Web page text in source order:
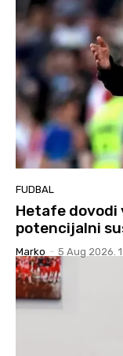
FUDBAL
Hetafe dovodi
potencijalni
Marko - 5 Aug 2026.